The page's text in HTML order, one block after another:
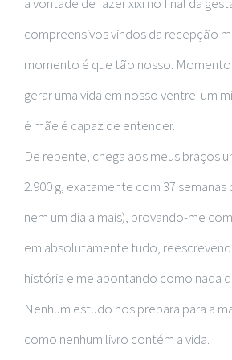
compreensivos vindos da recepção
momento é que tão nosso.
gerar uma vida em nosso ventre: um
é mãe é capaz de entender.
De repente, chega aos meus braços
2.900 g, exatamente com 37
nem um dia a mais), provando-me
em absolutamente tudo,
história e me apontando como nada
Nenhum estudo nos prepara para a
como nenhum livro contém a vida.